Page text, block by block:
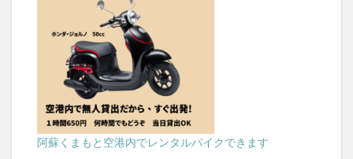
阿蘇くまもと空港内でレンタルバイクできます